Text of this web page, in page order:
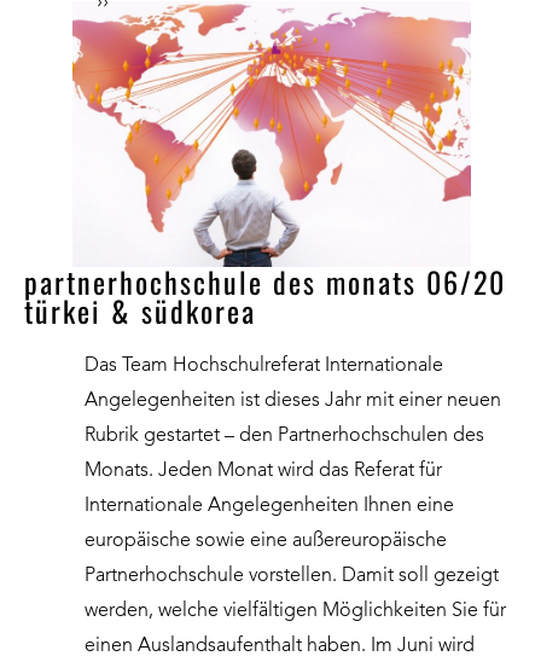
partnerhochschule des monats 06/20
türkei & südkorea
Das Team Hochschulreferat Internationale
Angelegenheiten ist dieses Jahr mit einer neuen
Rubrik gestartet – den Partnerhochschulen des
Monats. Jeden Monat wird das Referat für
Internationale Angelegenheiten Ihnen eine
europäische sowie eine außereuropäische
Partnerhochschule vorstellen. Damit soll gezeigt
werden, welche vielfältigen Möglichkeiten Sie für
einen Auslandsaufenthalt haben. Im Juni wird